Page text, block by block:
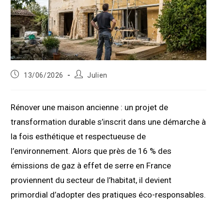
Publication
13/06/2026
Auteur/autrice
Julien
Rénover une maison ancienne : un projet de
transformation durable s’inscrit dans une démarche à
la fois esthétique et respectueuse de
l’environnement. Alors que près de 16 % des
émissions de gaz à effet de serre en France
proviennent du secteur de l’habitat, il devient
primordial d’adopter des pratiques éco-responsables.